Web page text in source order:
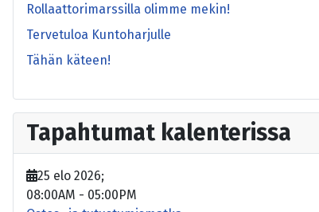
Rollaattorimarssilla olimme mekin!
Tervetuloa Kuntoharjulle
Tähän käteen!
Tapahtumat kalenterissa
25 elo 2026;
08:00AM - 05:00PM